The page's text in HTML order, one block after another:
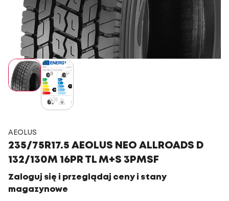
AEOLUS
235/75R17.5 AEOLUS NEO ALLROADS D
132/130M 16PR TL M+S 3PMSF
Zaloguj się i przeglądaj ceny i stany
magazynowe